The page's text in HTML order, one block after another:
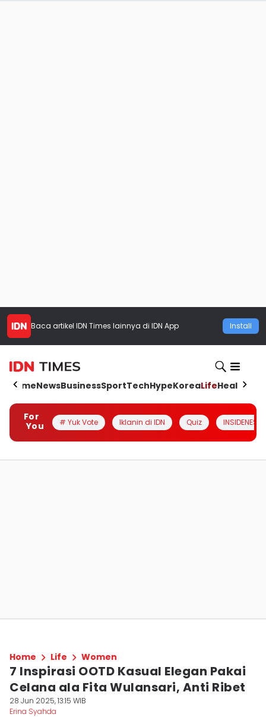
Baca artikel IDN Times lainnya di IDN App Install
HomeNewsBusinessSportTechHypeKoreaLifeHealth
For
You
# Yuk Vote Iklanin di IDN Quiz INSIDENESIA
Home Life Women
7 Inspirasi OOTD Kasual Elegan Pakai
Celana ala Fita Wulansari, Anti Ribet
28 Jun 2025, 13:15 WIB
Erina Syahda